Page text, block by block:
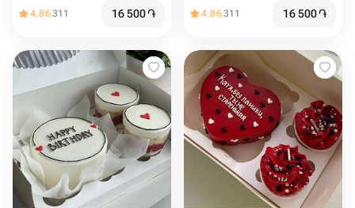
4.86311 16 500֏ 4.86311 16 500֏